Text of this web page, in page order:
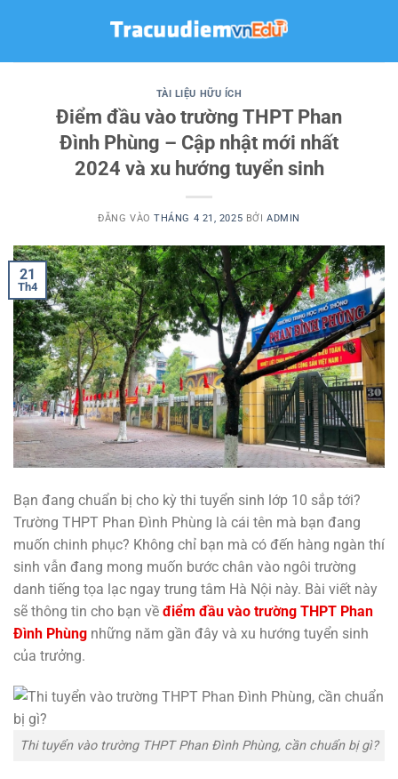
TÀI LIỆU HỮU ÍCH
Điểm đầu vào trường THPT Phan
Đình Phùng – Cập nhật mới nhất
2024 và xu hướng tuyển sinh
ĐĂNG VÀOTHÁNG 4 21, 2025 BỞI ADMIN
21
Th4
Bạn đang chuẩn bị cho kỳ thi tuyển sinh lớp 10 sắp tới?
Trường THPT Phan Đình Phùng là cái tên mà bạn đang
muốn chinh phục? Không chỉ bạn mà có đến hàng ngàn thí
sinh vẫn đang mong muốn bước chân vào ngôi trường
danh tiếng tọa lạc ngay trung tâm Hà Nội này. Bài viết này
sẽ thông tin cho bạn về điểm đầu vào trường THPT Phan
Đình Phùng những năm gần đây và xu hướng tuyển sinh
của trưởng.
Thi tuyển vào trường THPT Phan Đình Phùng, cần chuẩn bị gì?